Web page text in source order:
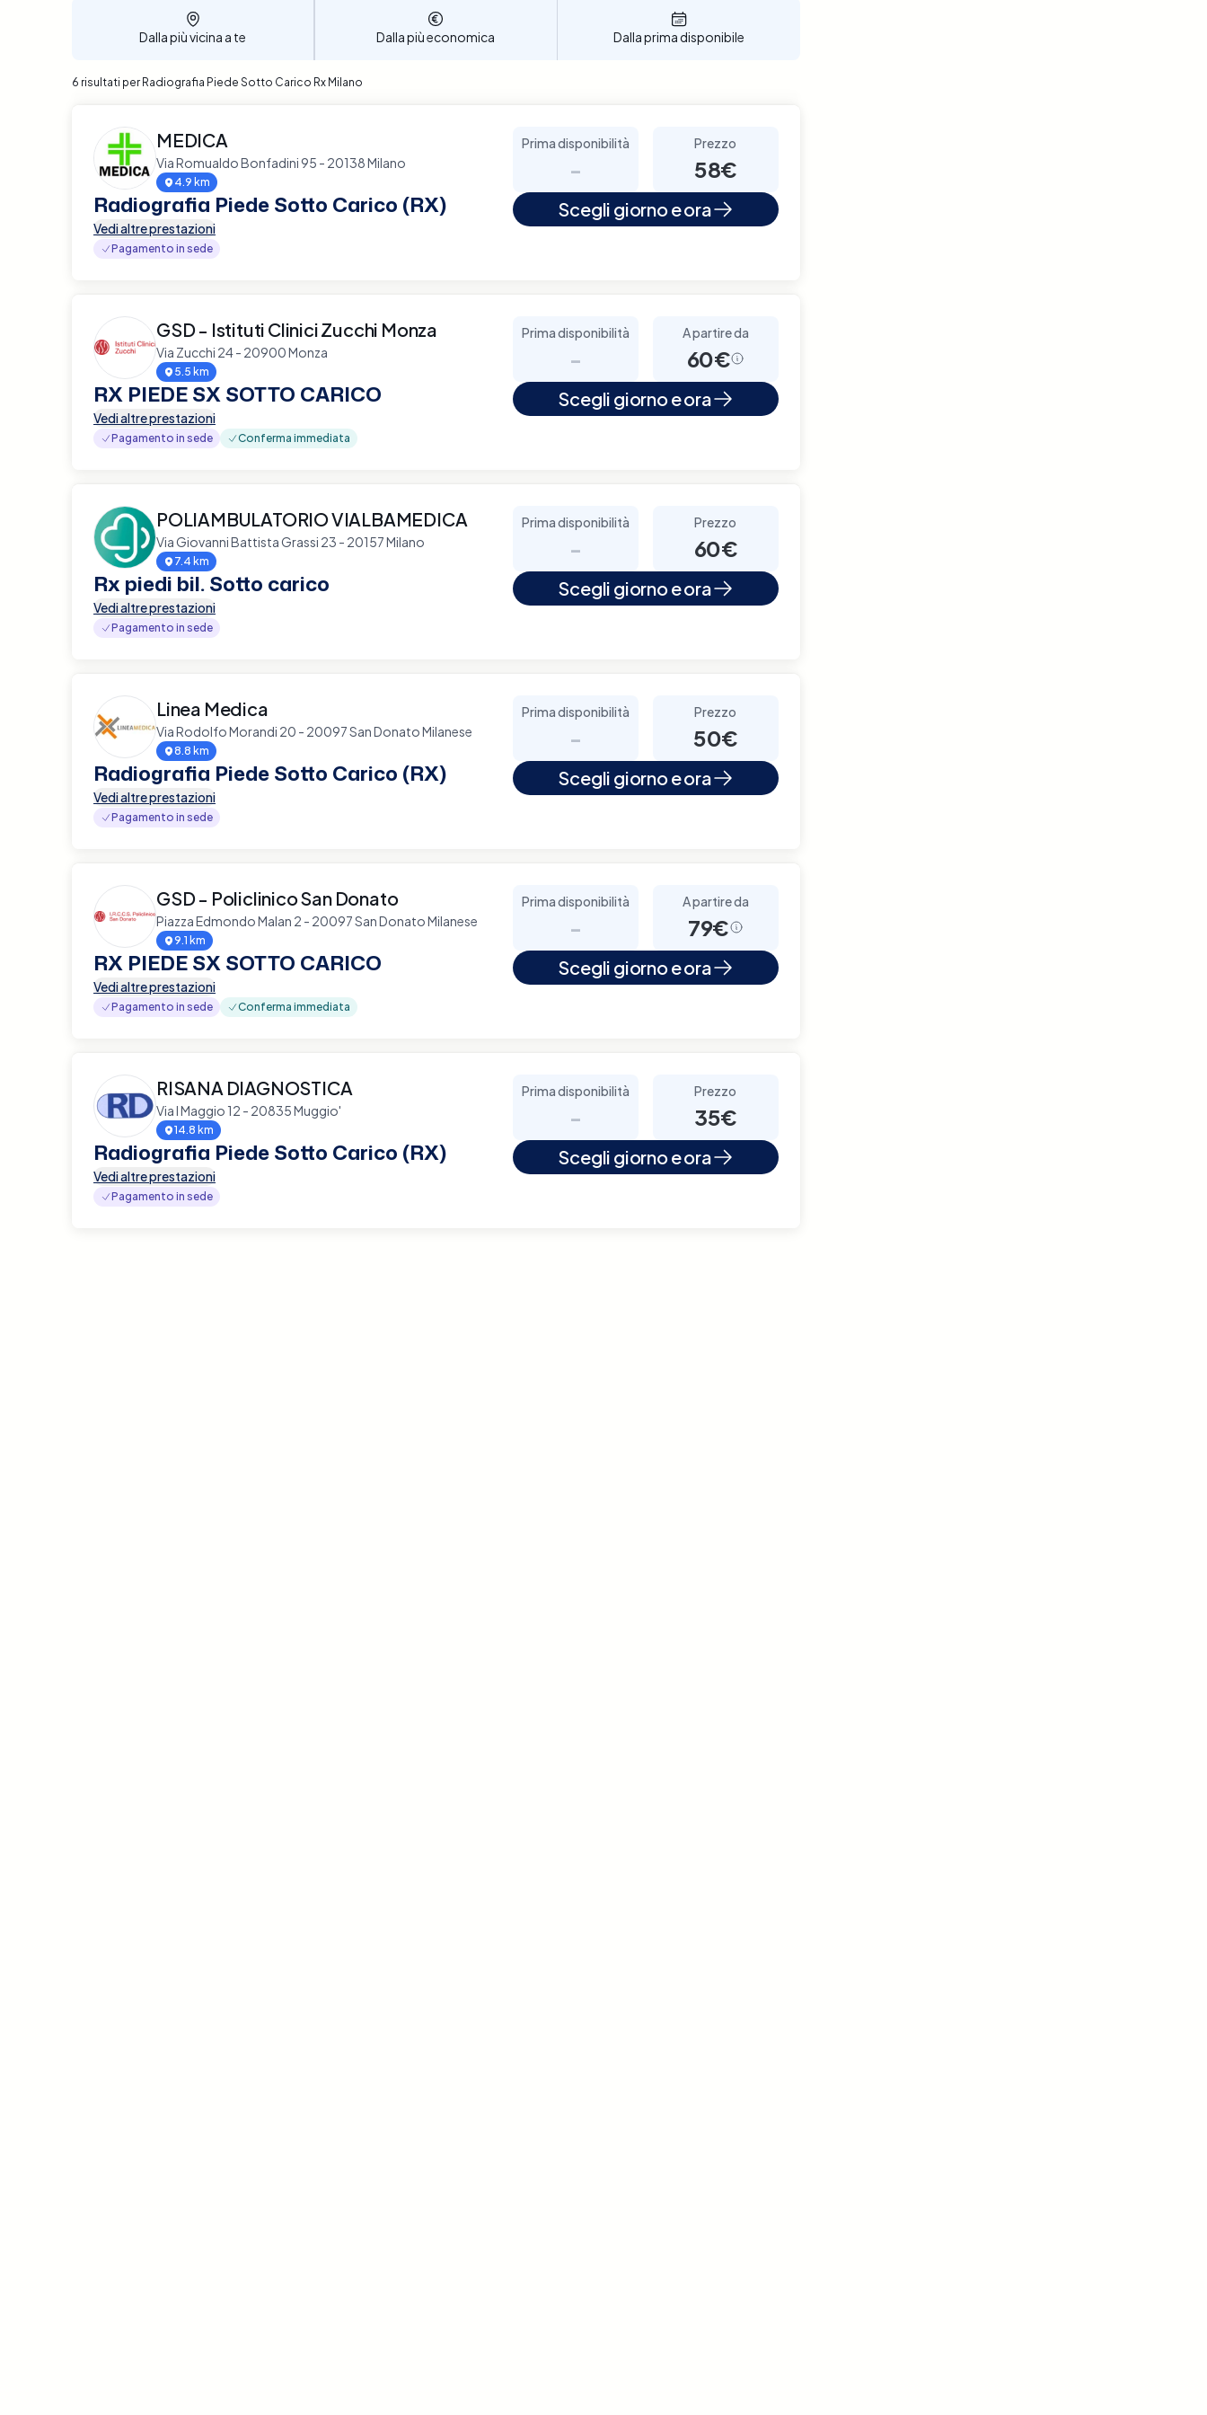
Dalla più vicina a te Dalla più economica Dalla prima disponibile
6 risultati per Radiografia Piede Sotto Carico Rx Milano
MEDICA
Via Romualdo Bonfadini 95 - 20138 Milano
4.9 km
Radiografia Piede Sotto Carico (RX)
Vedi altre prestazioni
Pagamento in sede
Prima disponibilità
-
Prezzo
58€
Scegli giorno e ora
GSD - Istituti Clinici Zucchi Monza
Via Zucchi 24 - 20900 Monza
5.5 km
RX PIEDE SX SOTTO CARICO
Vedi altre prestazioni
Pagamento in sede Conferma immediata
Prima disponibilità
-
A partire da
60€
Scegli giorno e ora
POLIAMBULATORIO VIALBAMEDICA
Via Giovanni Battista Grassi 23 - 20157 Milano
7.4 km
Rx piedi bil. Sotto carico
Vedi altre prestazioni
Pagamento in sede
Prima disponibilità
-
Prezzo
60€
Scegli giorno e ora
Linea Medica
Via Rodolfo Morandi 20 - 20097 San Donato Milanese
8.8 km
Radiografia Piede Sotto Carico (RX)
Vedi altre prestazioni
Pagamento in sede
Prima disponibilità
-
Prezzo
50€
Scegli giorno e ora
GSD - Policlinico San Donato
Piazza Edmondo Malan 2 - 20097 San Donato Milanese
9.1 km
RX PIEDE SX SOTTO CARICO
Vedi altre prestazioni
Pagamento in sede Conferma immediata
Prima disponibilità
-
A partire da
79€
Scegli giorno e ora
RISANA DIAGNOSTICA
Via I Maggio 12 - 20835 Muggio'
14.8 km
Radiografia Piede Sotto Carico (RX)
Vedi altre prestazioni
Pagamento in sede
Prima disponibilità
-
Prezzo
35€
Scegli giorno e ora